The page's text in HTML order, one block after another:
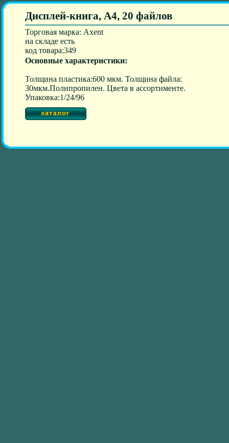
Дисплей-книга, А4, 20 файлов
Торговая марка: Axent
на складе есть
код товара:349
Основные характеристики:
Толщина пластика:600 мкм. Толщина файла:
30мкм.Полипропилен. Цвета в ассортименте.
Упаковка:1/24/96